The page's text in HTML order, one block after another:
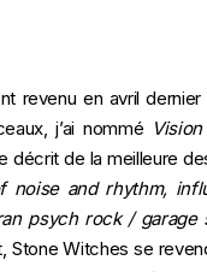
revenu en avril
j’ai nommé
décrit de la meilleure
noise and rhythm,
psych rock / garage
Stone Witches se